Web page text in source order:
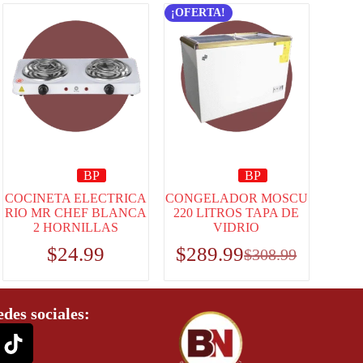
BP
COCINETA ELECTRICA
RIO MR CHEF BLANCA
2 HORNILLAS
$24.99
¡OFERTA!
BP
CONGELADOR MOSCU
220 LITROS TAPA DE
VIDRIO
$308.99
$289.99
sociales: